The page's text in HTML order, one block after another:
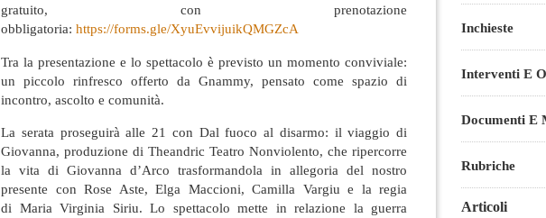
gratuito, con prenotazione
obbligatoria: https://forms.gle/XyuEvvijuikQMGZcA
Tra la presentazione e lo spettacolo è previsto un momento conviviale:
un piccolo rinfresco offerto da Gnammy, pensato come spazio di
incontro, ascolto e comunità.
La serata proseguirà alle 21 con Dal fuoco al disarmo: il viaggio di
Giovanna, produzione di Theandric Teatro Nonviolento, che ripercorre
la vita di Giovanna d’Arco trasformandola in allegoria del nostro
presente con Rose Aste, Elga Maccioni, Camilla Vargiu e la regia
di Maria Virginia Siriu. Lo spettacolo mette in relazione la guerra
Inchieste
Interventi E
Documenti E
Rubriche
Articoli